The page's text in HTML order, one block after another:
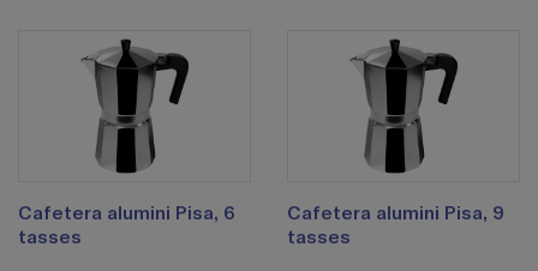
Cafetera alumini Pisa, 6
tasses
Cafetera alumini Pisa, 9
tasses